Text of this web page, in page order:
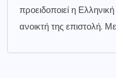
προειδοποιεί η
ανοικτή της επιστολή.